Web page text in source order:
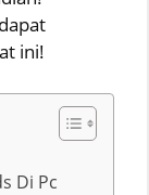
ini!
Di Pc